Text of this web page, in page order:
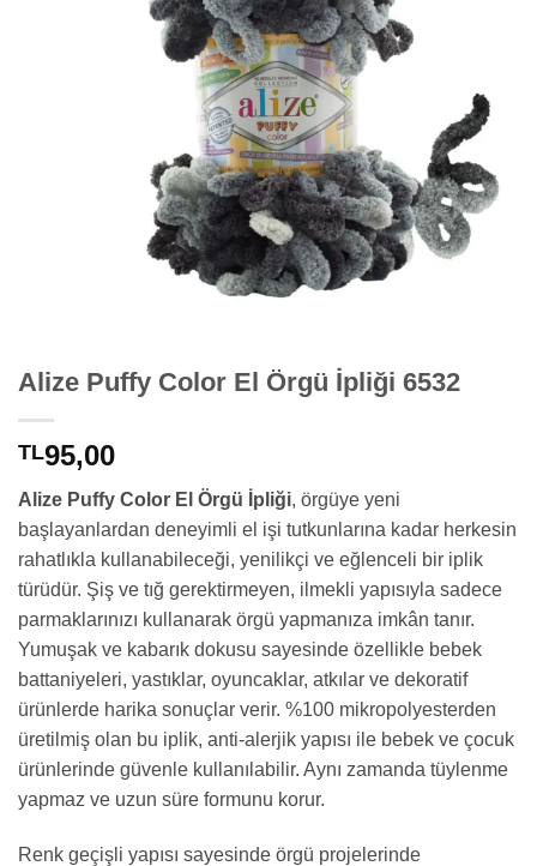
Alize Puffy Color El Örgü İpliği 6532
TL95,00
Alize Puffy Color El Örgü İpliği, örgüye yeni
başlayanlardan deneyimli el işi tutkunlarına kadar herkesin
rahatlıkla kullanabileceği, yenilikçi ve eğlenceli bir iplik
türüdür. Şiş ve tığ gerektirmeyen, ilmekli yapısıyla sadece
parmaklarınızı kullanarak örgü yapmanıza imkân tanır.
Yumuşak ve kabarık dokusu sayesinde özellikle bebek
battaniyeleri, yastıklar, oyuncaklar, atkılar ve dekoratif
ürünlerde harika sonuçlar verir. %100 mikropolyesterden
üretilmiş olan bu iplik, anti-alerjik yapısı ile bebek ve çocuk
ürünlerinde güvenle kullanılabilir. Aynı zamanda tüylenme
yapmaz ve uzun süre formunu korur.
Renk geçişli yapısı sayesinde örgü projelerinde